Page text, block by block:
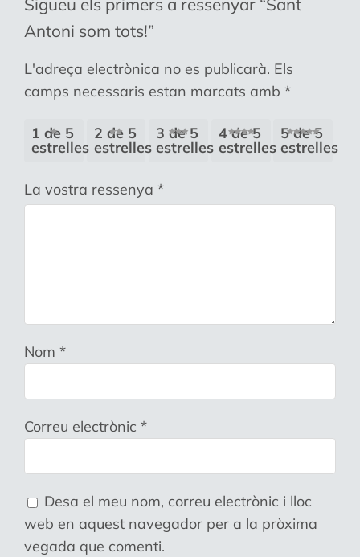
Antoni som tots!”
L'adreça electrònica no es publicarà. Els
camps necessaris estan marcats amb *
1 de 5
estrelles
2 de 5
estrelles
3 de 5
estrelles
4 de 5
estrelles
5 de 5
estrelles
La vostra ressenya *
Nom *
Correu electrònic *
Desa el meu nom, correu electrònic i lloc
web en aquest navegador per a la pròxima
vegada que comenti.